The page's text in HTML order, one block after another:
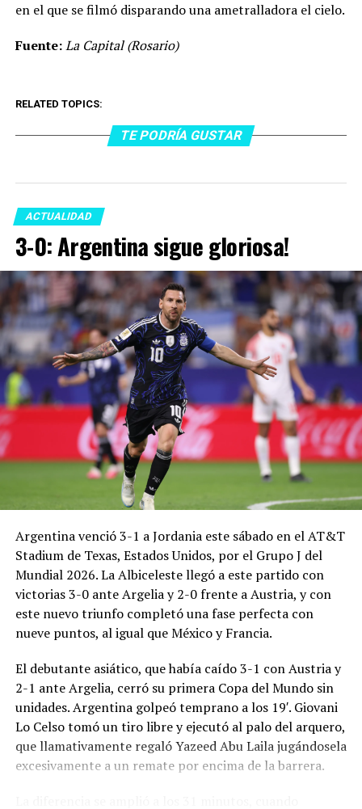
en el que se filmó disparando una ametralladora el cielo.
Fuente:La Capital (Rosario)
RELATED TOPICS:
TE PODRÍA GUSTAR
ACTUALIDAD
3-0: Argentina sigue gloriosa!
Argentina venció 3-1 a Jordania este sábado en el AT&T
Stadium de Texas, Estados Unidos, por el Grupo J del
Mundial 2026. La Albiceleste llegó a este partido con
victorias 3-0 ante Argelia y 2-0 frente a Austria, y con
este nuevo triunfo completó una fase perfecta con
nueve puntos, al igual que México y Francia.
El debutante asiático, que había caído 3-1 con Austria y
2-1 ante Argelia, cerró su primera Copa del Mundo sin
unidades. Argentina golpeó temprano a los 19′. Giovani
Lo Celso tomó un tiro libre y ejecutó al palo del arquero,
que llamativamente regaló Yazeed Abu Laila jugándosela
excesivamente a un remate por encima de la barrera.